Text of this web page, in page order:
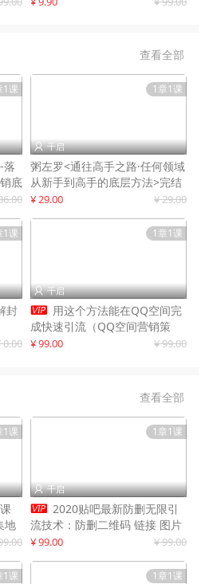
查看全部
1课
落
底
1章1课
 千启
粥左罗<通往高手之路·任何领域
从新手到高手的底层方法>完结
¥ 29.00 ¥ 29.00
1课
封
0.00
1章1课
 千启
 用这个方法能在QQ空间完
成快速引流（QQ空间营销策
略）
¥ 99.00 ¥ 99.00
查看全部
1课
地
1章1课
 千启
 2020贴吧最新防删无限引
流技术：防删二维码 链接 图片
制作
¥ 99.00 ¥ 99.00
1课 1章1课